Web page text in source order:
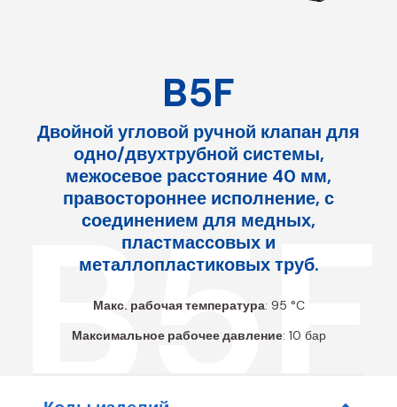
B5F
B5F
Двойной угловой ручной клапан для
одно/двухтрубной системы,
межосевое расстояние 40 мм,
правостороннее исполнение, с
соединением для медных,
пластмассовых и
металлопластиковых труб.
Макс. рабочая температура: 95 °C
Максимальное рабочее давление: 10 бар